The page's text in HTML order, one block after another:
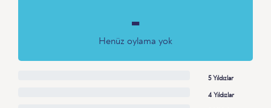
-
Henüz oylama yok
5 Yıldızlar
4 Yıldızlar